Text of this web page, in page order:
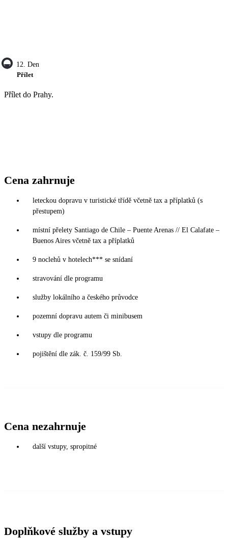
12. Den
Přílet
Přílet do Prahy.
Cena zahrnuje
leteckou dopravu v turistické třídě včetně tax a příplatků (s
přestupem)
místní přelety Santiago de Chile – Puente Arenas // El Calafate –
Buenos Aires včetně tax a příplatků
9 noclehů v hotelech*** se snídaní
stravování dle programu
služby lokálního a českého průvodce
pozemní dopravu autem či minibusem
vstupy dle programu
pojištění dle zák. č. 159/99 Sb.
Cena nezahrnuje
další vstupy, spropitné
Doplňkové služby a vstupy